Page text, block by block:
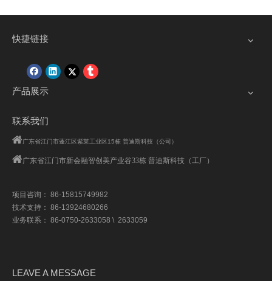
快捷链接
产品展示
联系我们
广东省江门市蓬江区紫莱工业区15栋 普迪斯科技（公司）
广东省江门市新会融智创美产业谷33栋 普迪斯科技（工厂）
项目咨询： 86-15815749982
技术支持： 86-13924680266
业务联系： 86-0750-2633058 \ 2633059
LEAVE A MESSAGE